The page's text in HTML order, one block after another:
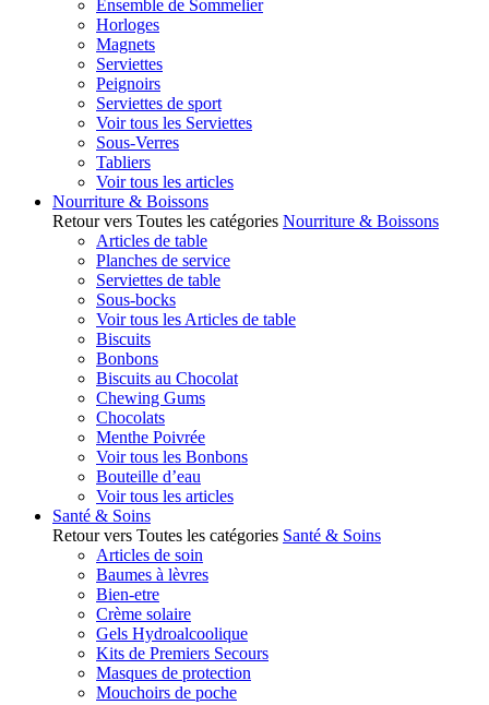
Ensemble de Sommelier
Horloges
Magnets
Serviettes
Peignoirs
Serviettes de sport
Voir tous les Serviettes
Sous-Verres
Tabliers
Voir tous les articles
Nourriture & Boissons
Retour vers Toutes les catégories Nourriture & Boissons
Articles de table
Planches de service
Serviettes de table
Sous-bocks
Voir tous les Articles de table
Biscuits
Bonbons
Biscuits au Chocolat
Chewing Gums
Chocolats
Menthe Poivrée
Voir tous les Bonbons
Bouteille d’eau
Voir tous les articles
Santé & Soins
Retour vers Toutes les catégories Santé & Soins
Articles de soin
Baumes à lèvres
Bien-etre
Crème solaire
Gels Hydroalcoolique
Kits de Premiers Secours
Masques de protection
Mouchoirs de poche